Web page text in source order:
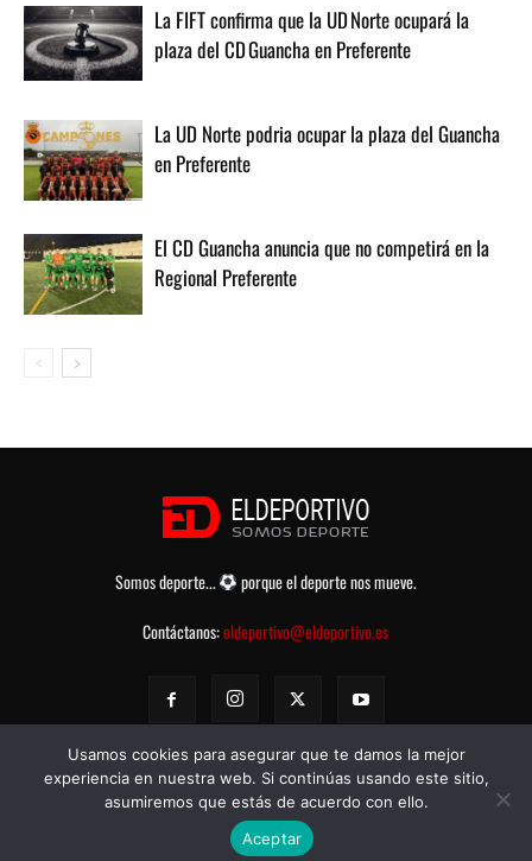
La FIFT confirma que la UD Norte ocupará la
plaza del CD Guancha en Preferente
La UD Norte podria ocupar la plaza del Guancha
en Preferente
El CD Guancha anuncia que no competirá en la
Regional Preferente
Somos deporte...
porque el deporte nos mueve.
Contáctanos:eldeportivo@eldeportivo.es
© eldeportivo.es 2008 - 2025 Todos los Derechos Reservados -
de Privacidad-Aviso legal
Usamos cookies para asegurar que te damos la mejor
experiencia en nuestra web. Si continúas usando este sitio,
asumiremos que estás de acuerdo con ello.
Aceptar